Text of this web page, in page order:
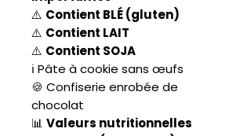
⚠️ Contient BLÉ (gluten)
⚠️ Contient LAIT
⚠️ Contient SOJA
ℹ️ Pâte à cookie sans œufs
🍪 Confiserie enrobée de
chocolat
📊 Valeurs nutritionnelles